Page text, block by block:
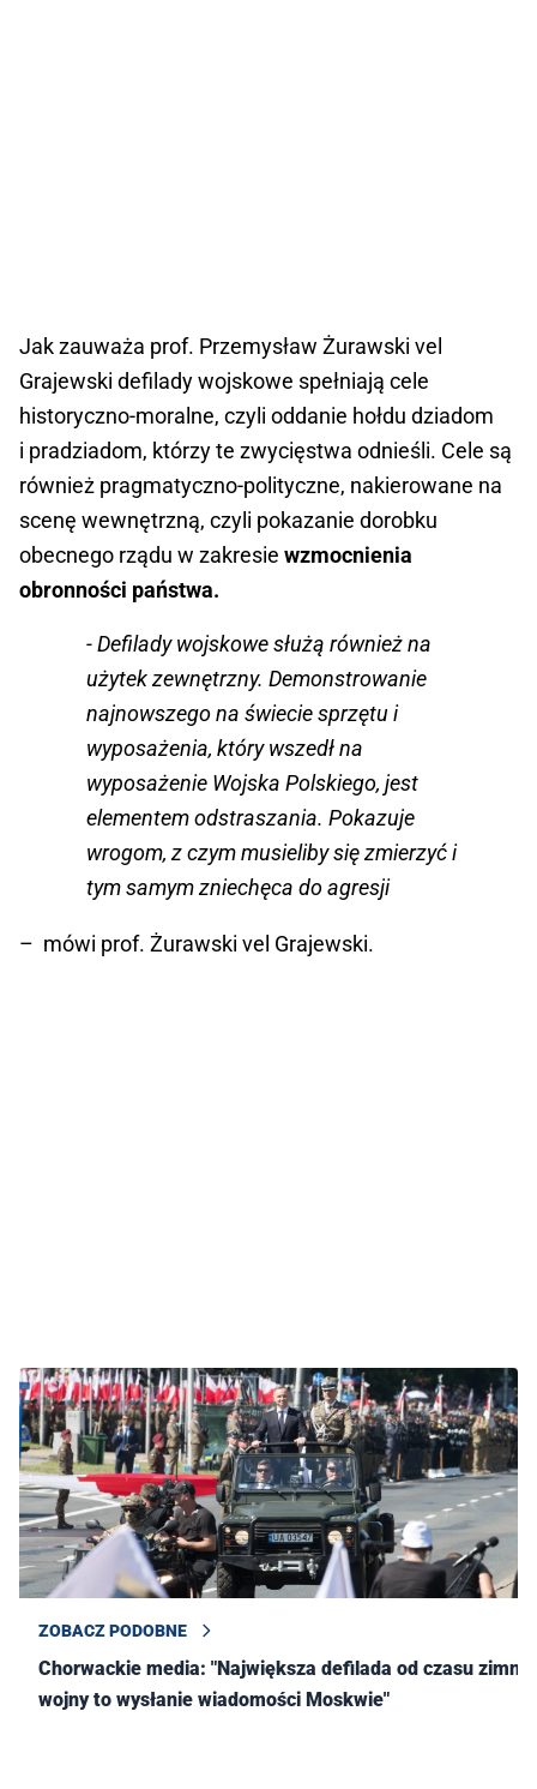
Jak zauważa prof. Przemysław Żurawski vel
Grajewski defilady wojskowe spełniają cele
historyczno-moralne, czyli oddanie hołdu dziadom
i pradziadom, którzy te zwycięstwa odnieśli. Cele są
również pragmatyczno-polityczne, nakierowane na
scenę wewnętrzną, czyli pokazanie dorobku
obecnego rządu w zakresie wzmocnienia
obronności państwa.
- Defilady wojskowe służą również na
użytek zewnętrzny. Demonstrowanie
najnowszego na świecie sprzętu i
wyposażenia, który wszedł na
wyposażenie Wojska Polskiego, jest
elementem odstraszania. Pokazuje
wrogom, z czym musieliby się zmierzyć i
tym samym zniechęca do agresji
– mówi prof. Żurawski vel Grajewski.
ZOBACZ PODOBNE
Chorwackie media: "Największa defilada od czasu zimnej
wojny to wysłanie wiadomości Moskwie"